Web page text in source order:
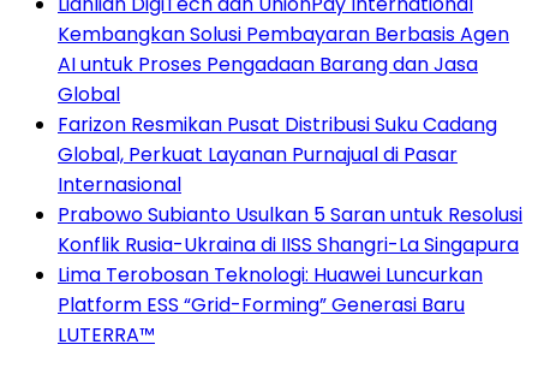
Kembangkan Solusi Pembayaran Berbasis Agen
AI untuk Proses Pengadaan Barang dan Jasa
Global
Farizon Resmikan Pusat Distribusi Suku Cadang
Global, Perkuat Layanan Purnajual di Pasar
Internasional
Prabowo Subianto Usulkan 5 Saran untuk Resolusi
Konflik Rusia-Ukraina di IISS Shangri-La Singapura
Lima Terobosan Teknologi: Huawei Luncurkan
Platform ESS “Grid-Forming” Generasi Baru
LUTERRA™